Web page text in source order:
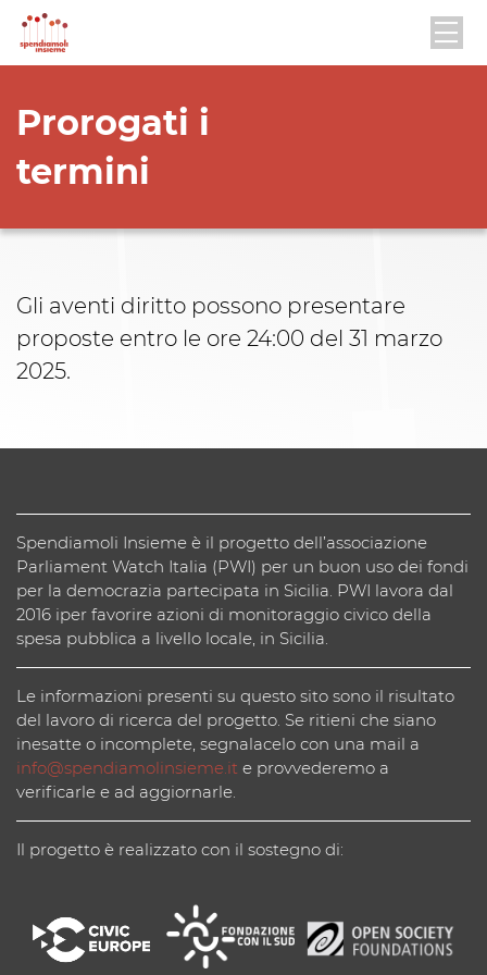
Prorogati i
termini
Gli aventi diritto possono presentare
proposte entro le ore 24:00 del 31 marzo
2025.
Spendiamoli Insieme è il progetto dell’associazione
Parliament Watch Italia (PWI) per un buon uso dei fondi
per la democrazia partecipata in Sicilia. PWI lavora dal
2016 iper favorire azioni di monitoraggio civico della
spesa pubblica a livello locale, in Sicilia.
Le informazioni presenti su questo sito sono il risultato
del lavoro di ricerca del progetto. Se ritieni che siano
inesatte o incomplete, segnalacelo con una mail a
info@spendiamolinsieme.it e provvederemo a
verificarle e ad aggiornarle.
Il progetto è realizzato con il sostegno di: